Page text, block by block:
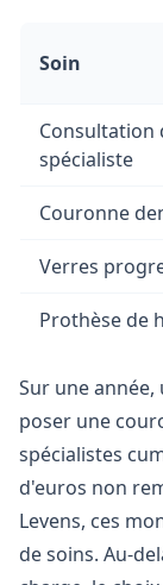
Soin
Consultation
spécialiste
Couronne
Verres
Prothèse de
Sur une
poser une
spécialistes
d'euros non
Levens, ces
de soins. Au-